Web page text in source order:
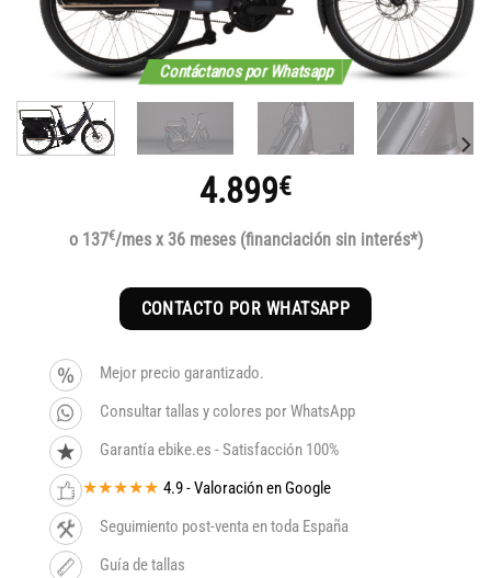
Contáctanos por Whatsapp
4.899€
o 137€/mes x 36 meses (financiación sin interés*)
CONTACTO POR WHATSAPP
Mejor precio garantizado.
Consultar tallas y colores por WhatsApp
Garantía ebike.es - Satisfacción 100%
★★★★★ 4.9 - Valoración en Google
Seguimiento post-venta en toda España
Guía de tallas